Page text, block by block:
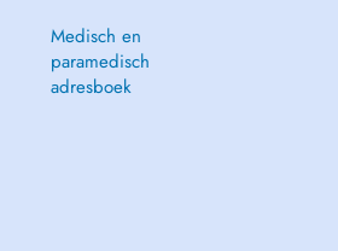
Medisch en
paramedisch
adresboek